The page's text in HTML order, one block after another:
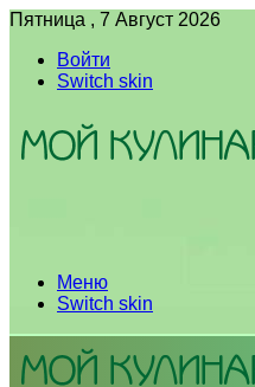
Пятница , 7 Август 2026
Войти
Switch skin
Меню
Switch skin